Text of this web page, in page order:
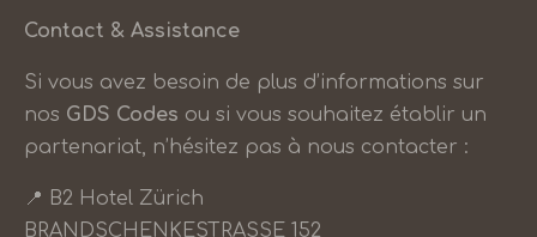
Contact & Assistance
Si vous avez besoin de plus d’informations sur
nos GDS Codes ou si vous souhaitez établir un
partenariat, n’hésitez pas à nous contacter :
📍 B2 Hotel Zürich
BRANDSCHENKESTRASSE 152